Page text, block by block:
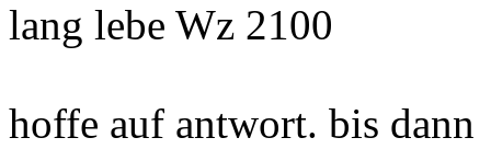
lang lebe Wz 2100
hoffe auf antwort. bis dann